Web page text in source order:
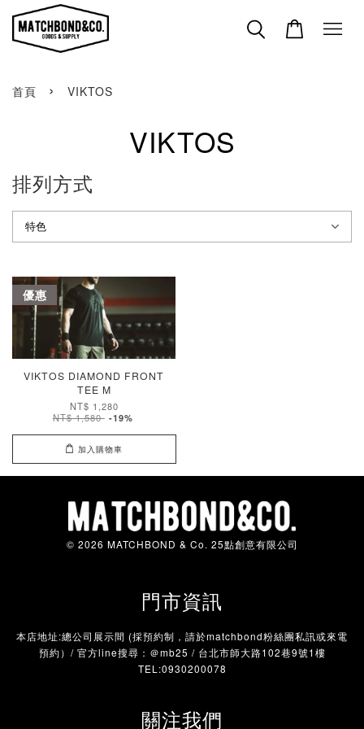
首頁 › VIKTOS
VIKTOS
排列方式
優惠
VIKTOS DIAMOND FRONT
TEE M
NT$ 1,280
NT$ 1,580 -19%
加入購物車
© 2026 MATCHBOND & Co. 25點創意有限公司
門市資訊
本店地址:總公司展示間 (採預約制，請於matchbond粉絲團私訊或來電
預約）/ 官方line搜尋：＠mb25 / 台北市師大路102巷9號1樓
TEL:0930200078
關注我們